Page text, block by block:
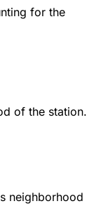
for the
of the station.
neighborhood